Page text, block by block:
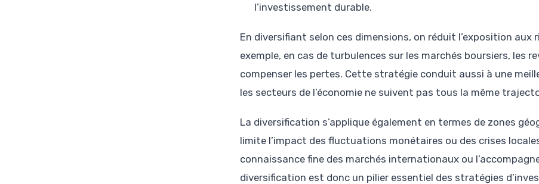
l’investissement durable.
En diversifiant selon ces dimensions, on réduit l’exposition
exemple, en cas de turbulences sur les marchés boursiers, les
compenser les pertes. Cette stratégie conduit aussi à une
les secteurs de l’économie ne suivent pas tous la même
La diversification s’applique également en termes de zones
limite l’impact des fluctuations monétaires ou des crises
connaissance fine des marchés internationaux ou
diversification est donc un pilier essentiel des stratégies